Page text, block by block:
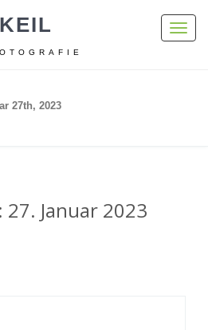
27th, 2023
27. Januar 2023